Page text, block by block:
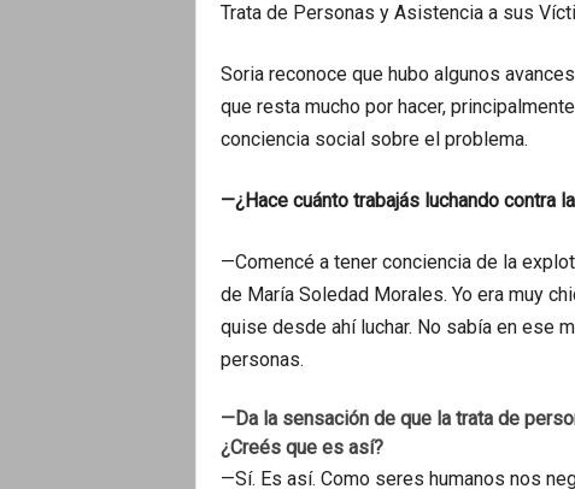
Trata de Personas y Asistencia a sus
Soria reconoce que hubo algunos
que resta mucho por hacer,
conciencia social sobre el problema.
—¿Hace cuánto trabajás luchando contra
—Comencé a tener conciencia de la
de María Soledad Morales. Yo era muy
quise desde ahí luchar. No sabía en ese
personas.
—Da la sensación de que la trata de
¿Creés que es así?
—Sí. Es así. Como seres humanos nos